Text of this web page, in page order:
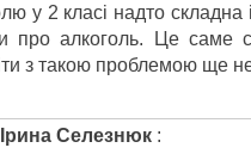
у 2 класі надто складна
про алкоголь. Це саме
з такою проблемою ще
Ірина Селезнюк :